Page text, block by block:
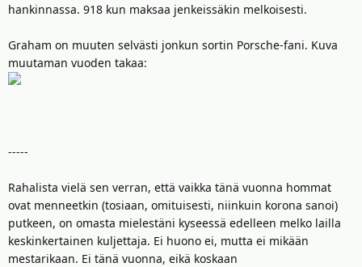
hankinnassa. 918 kun maksaa jenkeissäkin melkoisesti.
Graham on muuten selvästi jonkun sortin Porsche-fani. Kuva
muutaman vuoden takaa:
-----
Rahalista vielä sen verran, että vaikka tänä vuonna hommat
ovat menneetkin (tosiaan, omituisesti, niinkuin korona sanoi)
putkeen, on omasta mielestäni kyseessä edelleen melko lailla
keskinkertainen kuljettaja. Ei huono ei, mutta ei mikään
mestarikaan. Ei tänä vuonna, eikä koskaan